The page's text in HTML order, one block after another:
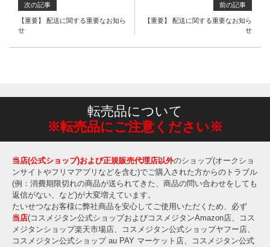
次の記事
【重要】 配送に関する重要なお知ら
せ
前の記事
【重要】 配送に関する重要なお知ら
せ
転売品について
※転売品にご注意ください※
当店(公式ショップ)および正規販売代理店以外のショップ(オークショ
ンサイトやフリマアプリなどを含む)でご購入された方からのトラブル
(例：消費期限切れの商品が送られてきた、商品の問い合わせをしても
返信がない、など)が大変増えています。
たいせつなお客様に弊社商品を安心してご使用いただくため、必ず
当店(コスメジタン公式ショップおよびコスメジタンAmazon店、コス
メジタンショップ楽天市場店、コスメジタン公式ショップヤフー店、
コスメジタン公式ショップ au PAY マーケット店、コスメジタン公式